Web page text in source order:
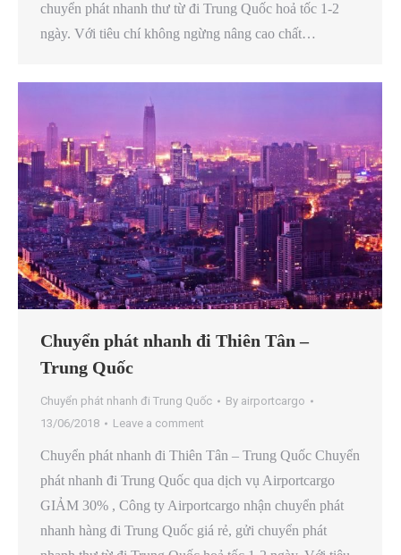
chuyển phát nhanh thư từ đi Trung Quốc hoả tốc 1-2
ngày. Với tiêu chí không ngừng nâng cao chất…
Chuyển phát nhanh đi Thiên Tân –
Trung Quốc
Chuyển phát nhanh đi Trung Quốc By airportcargo
13/06/2018
Leave a comment
Chuyển phát nhanh đi Thiên Tân – Trung Quốc Chuyển
phát nhanh đi Trung Quốc qua dịch vụ Airportcargo
GIẢM 30% , Công ty Airportcargo nhận chuyển phát
nhanh hàng đi Trung Quốc giá rẻ, gửi chuyển phát